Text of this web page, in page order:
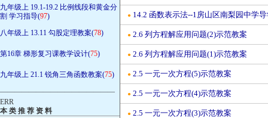
九年级上 19.1-19.2 比例线段和黄金分
割 学习指导(97)
八年级上 13.11 勾股定理教案(78)
第16章 梯形复习课教学设计(75)
九年级上 21.1 锐角三角函数教案(75)
————————————————
ERR
本 类 推 荐 资 料
● 14.2 函数表示法--1房山区南梨园中学
● 2.6 列方程解应用问题(2)示范教案
● 2.6 列方程解应用问题(1)示范教案
● 2.5 一元一次方程(5)示范教案
● 2.5 一元一次方程(4)示范教案
● 2.5 一元一次方程(3)示范教案